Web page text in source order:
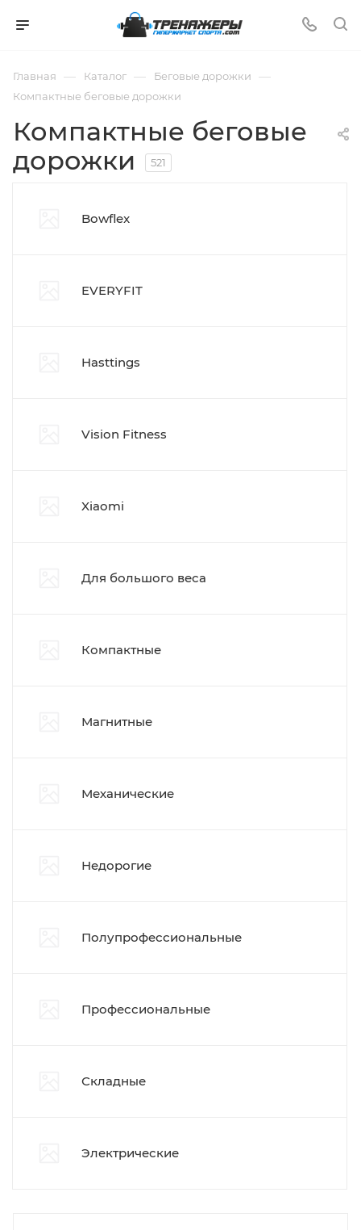
Главная — Каталог — Беговые дорожки —
Компактные беговые дорожки
Компактные беговые
дорожки
521
Bowflex
EVERYFIT
Hasttings
Vision Fitness
Xiaomi
Для большого веса
Компактные
Магнитные
Механические
Недорогие
Полупрофессиональные
Профессиональные
Складные
Электрические